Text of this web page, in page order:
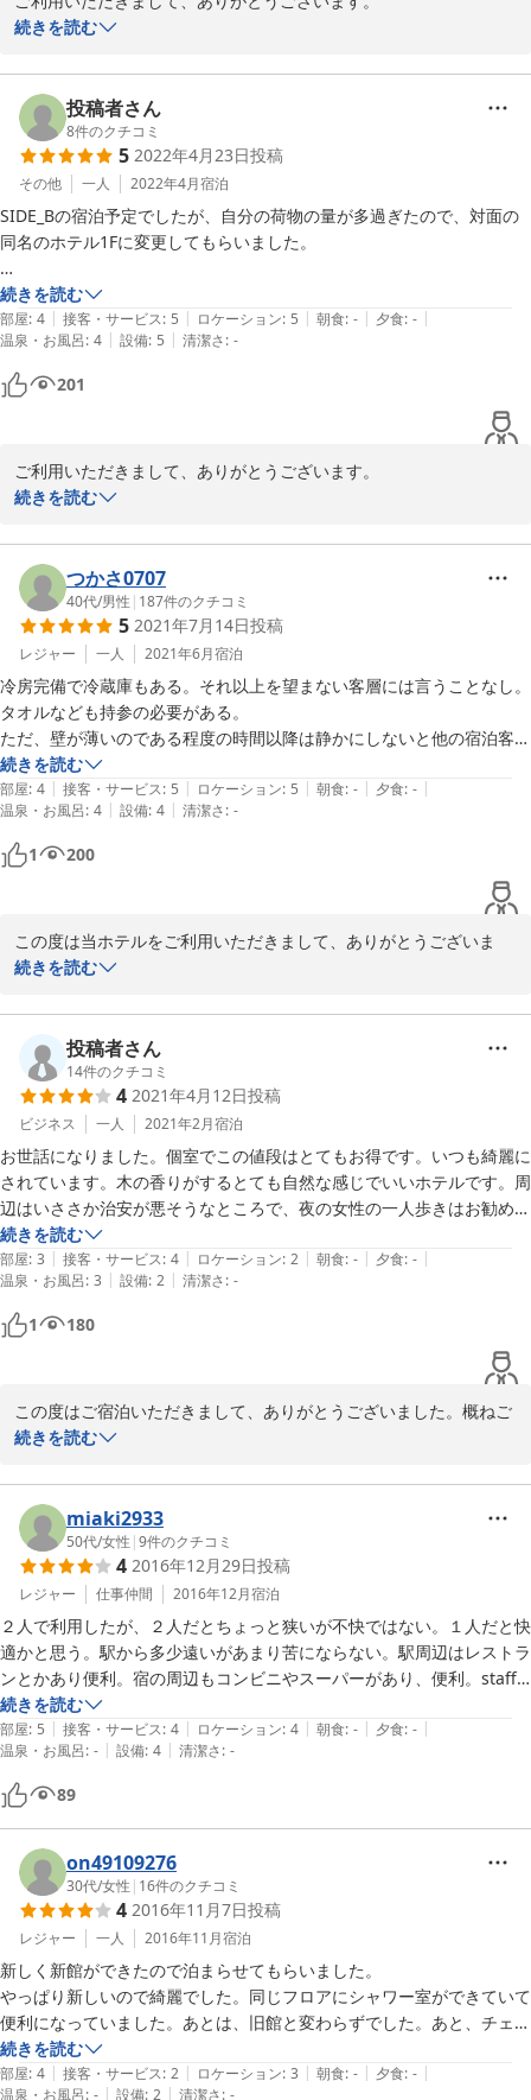
返信が大変遅くなり、申し訳ございません。
概ねご満足いただけましたこと、大変嬉しく思います。
そのほか貴重なご意見もいただきまして、ありがとうございまし
た。
また機会がございましたら、ご利用いただければ幸いです。
スタッフ一同お待ちしております。
続きを読む
投稿者さん
8件のクチコミ
5 2022年4月23日投稿
その他 一人 2022年4月宿泊
SIDE_Bの宿泊予定でしたが、自分の荷物の量が多過ぎたので、対面の
同名のホテル1Fに変更してもらいました。
チェックインは１６時なのですが、荷物がたくさんあったので、朝早く
に預ける事が出来ました。
最低限の人で運営されているため、フロントが空いている時間が短いで
すが、空いている時間にすべてを聞けば問題ありません。
続きを読む
部屋: 4 | 接客・サービス: 5 | ロケーション: 5 | 朝食: - | 夕食: - |
温泉・お風呂: 4 | 設備: 5 | 清潔さ: -
201
ご利用いただきまして、ありがとうございます。
返信が大変遅くなり、申し訳ございません。
概ねご満足いただけましたこと、大変嬉しく思います。
また機会がございましたら、ご利用いただければ幸いです。
スタッフ一同お待ちしております。
2022-10-09
続きを読む
つかさ0707
40代/男性 | 187件のクチコミ
5 2021年7月14日投稿
レジャー 一人 2021年6月宿泊
冷房完備で冷蔵庫もある。それ以上を望まない客層には言うことなし。
タオルなども持参の必要がある。
ただ、壁が薄いのである程度の時間以降は静かにしないと他の宿泊客と
トラブルになる可能性があるのは注意。
コンビニまでは意外と遠い。
バス停は清川バス停がすぐ近くだが、上野駅方面は道路を渡って少し離
れているので、地図で確認する必要がある。
単価が高めだが、シマダヤというスーパーが徒歩圏内にある。
続きを読む
部屋: 4 | 接客・サービス: 5 | ロケーション: 5 | 朝食: - | 夕食: - |
温泉・お風呂: 4 | 設備: 4 | 清潔さ: -
1 200
この度は当ホテルをご利用いただきまして、ありがとうございま
す。概ねご満足いただけたことをスタッフ一同大変嬉しく思ってお
タオル類ですが、お部屋にはハンドタオルをご用意しております
が、バスタオルは有料のものをフロントにて貸出しております。
近隣の買物ですが、コンビニエンスストアは徒歩1〜2分圏内に「ま
いばすけっと」「ローソン100円ストア」、5〜6分圏内に「セブン
イレブン」「ファミリーマート」、また「シマダヤ」などのスーパ
ーもございますので、食材や生活のちょっとしたものの買物には困
らないと思います。
また機会がございましたら、ご利用いただければ幸いです。
2021-07-14
続きを読む
投稿者さん
14件のクチコミ
4 2021年4月12日投稿
ビジネス 一人 2021年2月宿泊
お世話になりました。個室でこの値段はとてもお得です。いつも綺麗に
されています。木の香りがするとても自然な感じでいいホテルです。周
辺はいささか治安が悪そうなところで、夜の女性の一人歩きはお勧めで
きません。ホテルは木で出来ている分、防音は今一つで、夜１２時まで
電子レンジを使う音など、非常に気になります。深夜は電源をホテルが
切るようですが、朝は８時まで使えず、せめて１１時から７時に禁止と
して、仕事に行く人にも配慮していただきたいのですが。禁煙の徹底と
電子レンジ夜禁止の徹底は、騒音はもちろん防火という意味でもいいこ
アメニティは少ないですが、フロントで貸していただけるものもあり
ます。小さいタオル、カップなど。
続きを読む
部屋: 3 | 接客・サービス: 4 | ロケーション: 2 | 朝食: - | 夕食: - |
温泉・お風呂: 3 | 設備: 2 | 清潔さ: -
1 180
この度はご宿泊いただきまして、ありがとうございました。概ねご
満足いただけましたこと、スタッフ一同大変嬉しく思います。レン
ていただきたいと思います。また、機会がございましたら、ご利用
いただければ幸いです。
2021-04-13
続きを読む
miaki2933
50代/女性 |9件のクチコミ
4 2016年12月29日投稿
レジャー 仕事仲間 2016年12月宿泊
２人で利用したが、２人だとちょっと狭いが不快ではない。１人だと快
適かと思う。駅から多少遠いがあまり苦にならない。駅周辺はレストラ
ンとかあり便利。宿の周辺もコンビニやスーパーがあり、便利。staff
が愛想が良い。
続きを読む
部屋: 5 | 接客・サービス: 4 | ロケーション: 4 | 朝食: - | 夕食: - |
温泉・お風呂: - | 設備: 4 | 清潔さ: -
89
on49109276
30代/女性 | 16件のクチコミ
4 2016年11月7日投稿
レジャー 一人 2016年11月宿泊
新しく新館ができたので泊まらせてもらいました。
やっぱり新しいので綺麗でした。同じフロアにシャワー室ができていて
便利になっていました。あとは、旧館と変わらずでした。あと、チェッ
クインの時間が過ぎるので電話を14時頃に電話をしたのですが出ても
らえずフロントさんがいない感じでした。
続きを読む
部屋: 4 | 接客・サービス: 2 | ロケーション: 3 | 朝食: - | 夕食: - |
温泉・お風呂: - | 設備: 2 | 清潔さ: -